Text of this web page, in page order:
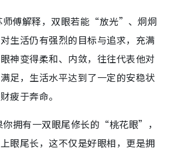
师傅解释，双眼若能“放光”、炯炯
生活仍有强烈的目标与追求，充满
神变得柔和、内敛，往往代表他对
足，生活水平达到了一定的安稳状
疲于奔命。
你拥有一双眼尾修长的“桃花眼”，
眼尾长，这不仅是好眼相，更是拥